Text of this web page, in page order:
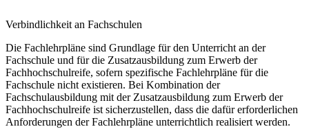
Verbindlichkeit an Fachschulen
Die Fachlehrpläne sind Grundlage für den Unterricht an der
Fachschule und für die Zusatzausbildung zum Erwerb der
Fachhochschulreife, sofern spezifische Fachlehrpläne für die
Fachschule nicht existieren. Bei Kombination der
Fachschulausbildung mit der Zusatzausbildung zum Erwerb der
Fachhochschulreife ist sicherzustellen, dass die dafür erforderlichen
Anforderungen der Fachlehrpläne unterrichtlich realisiert werden.